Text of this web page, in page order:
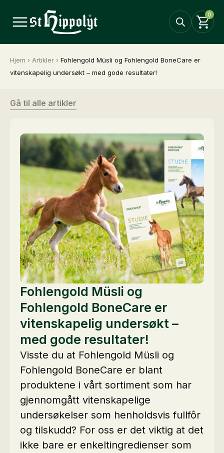
0
Hjem › Artikler › Fohlengold Müsli og Fohlengold BoneCare er
vitenskapelig undersøkt – med gode resultater!
Gå til alle artikler
Fohlengold Müsli og
Fohlengold BoneCare er
vitenskapelig undersøkt –
med gode resultater!
Visste du at Fohlengold Müsli og
Fohlengold BoneCare er blant
produktene i vårt sortiment som har
gjennomgått vitenskapelige
undersøkelser som henholdsvis fullfôr
og tilskudd? For oss er det viktig at det
ikke bare er enkeltingredienser som